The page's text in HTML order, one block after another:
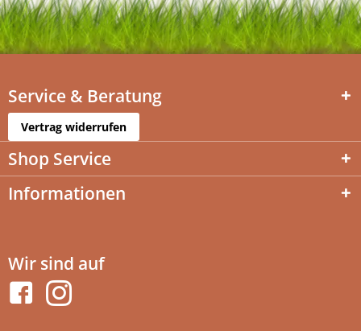
Service & Beratung
Vertrag widerrufen
Shop Service
Informationen
Wir sind auf